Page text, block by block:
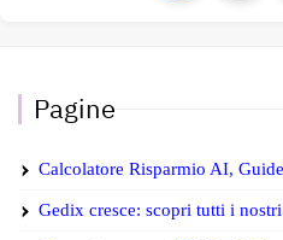
Pagine
Calcolatore Risparmio AI,
Gedix cresce: scopri tutti i